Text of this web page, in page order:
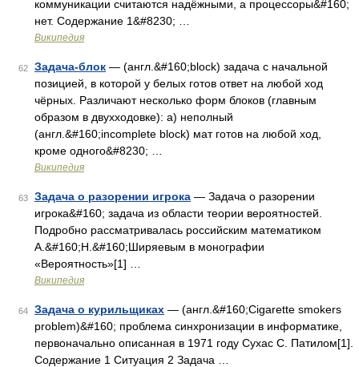
коммуникации считаются надёжными, а процессоры&#160;
нет. Содержание 1&#8230; …
Википедия
62 Задача-блок — (англ.&#160;block) задача с начальной
позицией, в которой у белых готов ответ на любой ход
чёрных. Различают несколько форм блоков (главным
образом в двухходовке): а) неполный
(англ.&#160;incomplete block) мат готов на любой ход,
кроме одного&#8230; …
Википедия
63 Задача о разорении игрока — Задача о разорении
игрока&#160; задача из области теории вероятностей.
Подробно рассматривалась российским математиком
А.&#160;Н.&#160;Ширяевым в монографии
«Вероятность»[1] …
Википедия
64 Задача о курильщиках — (англ.&#160;Cigarette smokers
problem)&#160; проблема синхронизации в информатике,
первоначально описанная в 1971 году Сухас С. Патилом[1].
Содержание 1 Ситуация 2 Задача …